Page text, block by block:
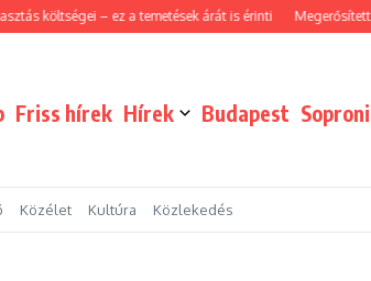
költségei – ez a temetések árát is érinti Megerősített
Friss hírek Hírek Budapest
Közélet Kultúra Közlekedés